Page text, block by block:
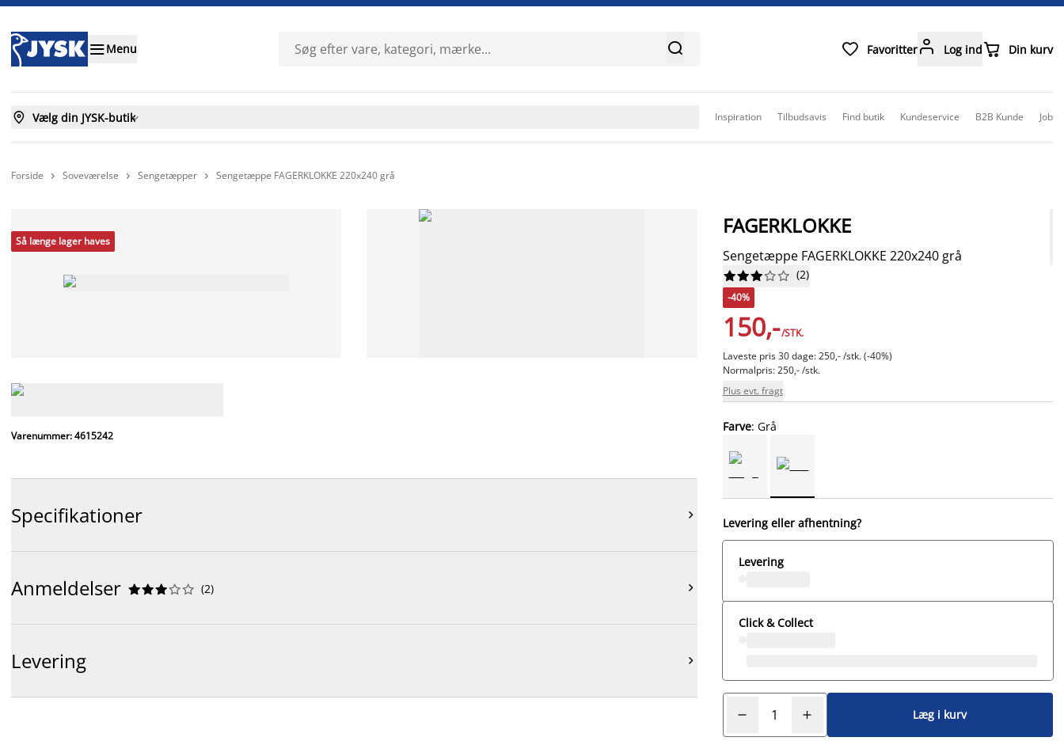
Menu   Favoritter Log ind Din kurv
 Vælg din JYSK-butik Inspiration Tilbudsavis Find butik Kundeservice B2B Kunde Job
Forside  Soveværelse  Sengetæpper  Sengetæppe FAGERKLOKKE 220x240 grå
Så længe lager haves
Varenummer: 4615242
Specifikationer 
Anmeldelser 




 (2) 
Levering 
FAGERKLOKKE
Sengetæppe FAGERKLOKKE 220x240 grå





 (2)
-40%
150,-/STK.
Laveste pris 30 dage: 250,- /stk. (-40%)
Normalpris: 250,- /stk.
Plus evt. fragt
Farve: Grå
Levering eller afhentning?
Levering
Click & Collect
Læg i kurv